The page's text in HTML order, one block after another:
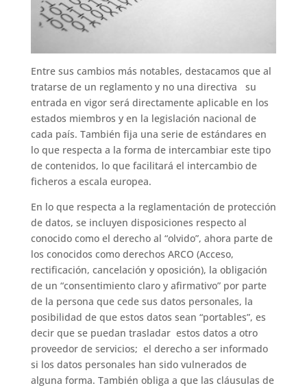
Entre sus cambios más notables, destacamos que al
tratarse de un reglamento y no una directiva su
entrada en vigor será directamente aplicable en los
estados miembros y en la legislación nacional de
cada país. También fija una serie de estándares en
lo que respecta a la forma de intercambiar este tipo
de contenidos, lo que facilitará el intercambio de
ficheros a escala europea.
En lo que respecta a la reglamentación de protección
de datos, se incluyen disposiciones respecto al
conocido como el derecho al “olvido”, ahora parte de
los conocidos como derechos ARCO (Acceso,
rectificación, cancelación y oposición), la obligación
de un “consentimiento claro y afirmativo” por parte
de la persona que cede sus datos personales, la
posibilidad de que estos datos sean “portables”, es
decir que se puedan trasladar estos datos a otro
proveedor de servicios; el derecho a ser informado
si los datos personales han sido vulnerados de
alguna forma. También obliga a que las cláusulas de